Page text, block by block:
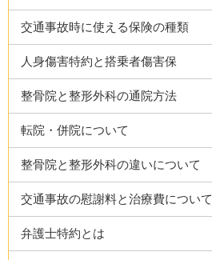
交通事故時に使える保険の種類
人身傷害特約と搭乗者傷害保
整骨院と整形外科の通院方法
転院・併院について
整骨院と整形外科の違いについて
交通事故の慰謝料と治療費について
弁護士特約とは